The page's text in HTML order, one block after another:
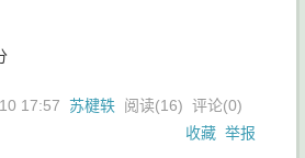
17:57 苏楗轶 阅读(16) 评论(0)
收藏 举报